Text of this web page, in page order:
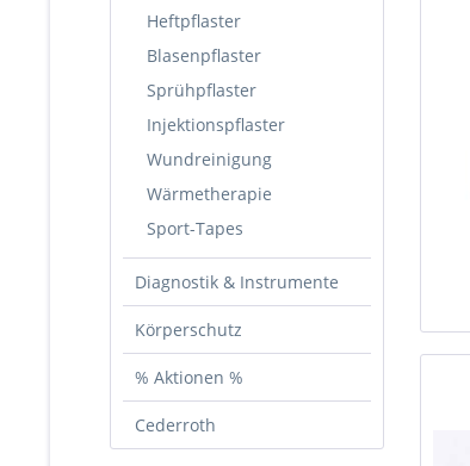
Heftpflaster
Blasenpflaster
Sprühpflaster
Injektionspflaster
Wundreinigung
Wärmetherapie
Sport-Tapes
Diagnostik & Instrumente
Körperschutz
% Aktionen %
Cederroth